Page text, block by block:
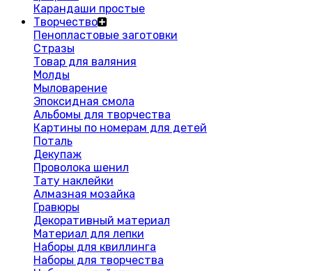
Карандаши простые
Творчество
Пенопластовые заготовки
Стразы
Товар для валяния
Молды
Мыловарение
Эпоксидная смола
Альбомы для творчества
Картины по номерам для детей
Поталь
Декупаж
Проволока шенил
Тату наклейки
Алмазная мозайка
Гравюры
Декоративный материал
Материал для лепки
Наборы для квиллинга
Наборы для творчества